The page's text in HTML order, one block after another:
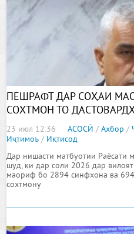
ПЕШРАФТ ДАР СОҲАИ
СОХТМОН ТО
23 июл 12:36 АСОСӢ /Ахбор /
Иҷтимоъ / Иқтисод
Дар нишасти матбуотии Раёсати
шуд, ки дар соли 2026 дар
маориф бо 2894 синфхона ва
сохтмону